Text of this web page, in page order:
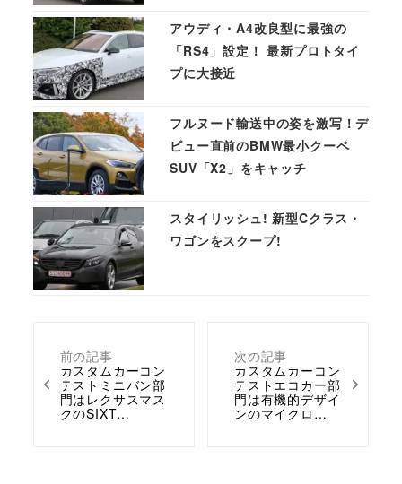
前の記事
カスタムカーコン
テストミニバン部
門はレクサスマス
クのSIXT…
次の記事
カスタムカーコン
テストエコカー部
門は有機的デザイ
ンのマイクロ…
アウディ・A4改良型に最強の
「RS4」設定！ 最新プロトタイ
プに大接近
フルヌード輸送中の姿を激写！デ
ビュー直前のBMW最小クーペ
SUV「X2」をキャッチ
スタイリッシュ! 新型Cクラス・
ワゴンをスクープ!